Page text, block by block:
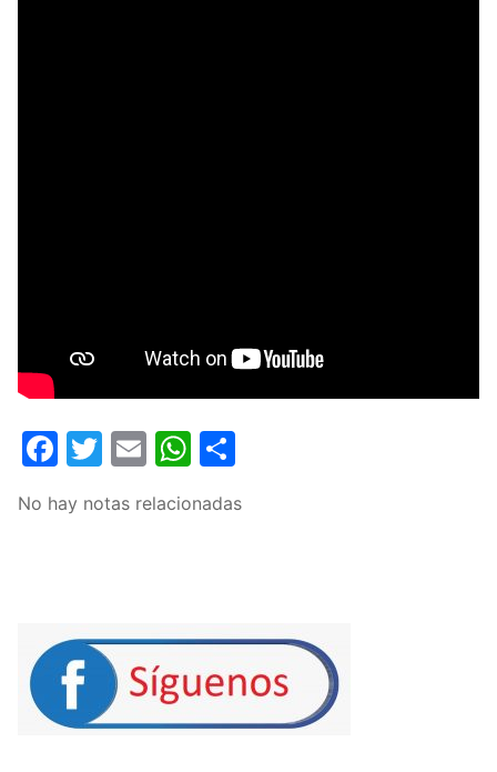
Facebook
Twitter
EmailWhatsApp
No hay notas relacionadas